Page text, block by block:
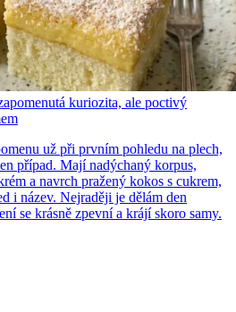
kuriozita, ale poctivý
už při prvním pohledu na plech,
případ. Mají nadýchaný korpus,
a navrch pražený kokos s cukrem,
i název. Nejraději je dělám den
se krásně zpevní a krájí skoro samy.